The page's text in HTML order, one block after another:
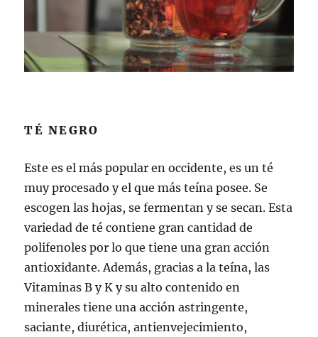
TÉ NEGRO
Este es el más popular en occidente, es un té
muy procesado y el que más teína posee. Se
escogen las hojas, se fermentan y se secan. Esta
variedad de té contiene gran cantidad de
polifenoles por lo que tiene una gran acción
antioxidante. Además, gracias a la teína, las
Vitaminas B y K y su alto contenido en
minerales tiene una acción astringente,
saciante, diurética, antienvejecimiento,